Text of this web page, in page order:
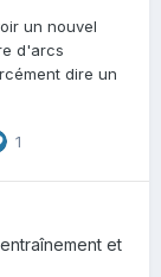
un nouvel
d'arcs
dire un
1
et